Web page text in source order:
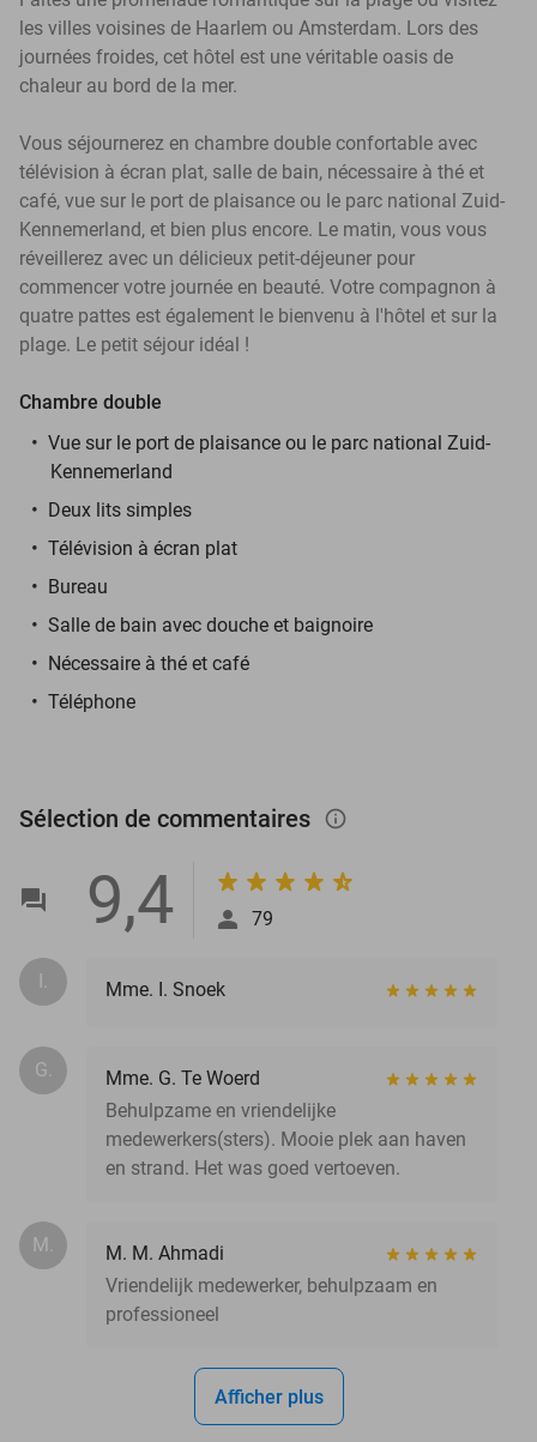
les villes voisines de Haarlem ou Amsterdam. Lors des
journées froides, cet hôtel est une véritable oasis de
chaleur au bord de la mer.
Vous séjournerez en chambre double confortable avec
télévision à écran plat, salle de bain, nécessaire à thé et
café, vue sur le port de plaisance ou le parc national Zuid-
Kennemerland, et bien plus encore. Le matin, vous vous
réveillerez avec un délicieux petit-déjeuner pour
commencer votre journée en beauté. Votre compagnon à
quatre pattes est également le bienvenu à l'hôtel et sur la
plage. Le petit séjour idéal !
Chambre double
Vue sur le port de plaisance ou le parc national Zuid-
Kennemerland
Deux lits simples
Télévision à écran plat
Bureau
Salle de bain avec douche et baignoire
Nécessaire à thé et café
Téléphone
Sélection de commentaires info_outlined
9,4 79
I. Mme. I. Snoek
G.
Mme. G. Te Woerd
Behulpzame en vriendelijke
medewerkers(sters). Mooie plek aan haven
en strand. Het was goed vertoeven.
M.
M. M. Ahmadi
Vriendelijk medewerker, behulpzaam en
professioneel
Afficher plus